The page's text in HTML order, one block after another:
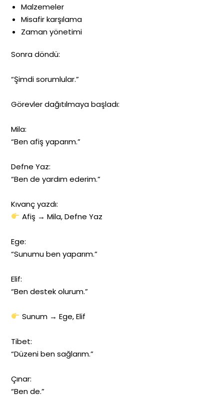
Malzemeler
Misafir karşılama
Zaman yönetimi
Sonra döndü:
“Şimdi sorumlular.”
Görevler dağıtılmaya başladı:
Mila:
“Ben afiş yaparım.”
Defne Yaz:
“Ben de yardım ederim.”
Kıvanç yazdı:
Afiş → Mila, Defne Yaz
Ege:
“Sunumu ben yaparım.”
Elif:
“Ben destek olurum.”
Sunum → Ege, Elif
Tibet:
“Düzeni ben sağlarım.”
Çınar:
“Ben de.”